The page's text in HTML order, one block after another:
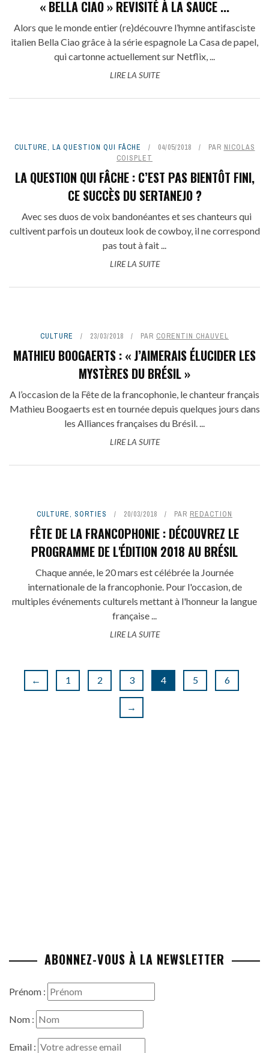
« BELLA CIAO » REVISITÉ À LA SAUCE ...
Alors que le monde entier (re)découvre l’hymne antifasciste
italien Bella Ciao grâce à la série espagnole La Casa de papel,
qui cartonne actuellement sur Netflix, ...
LIRE LA SUITE
CULTURE, LA QUESTION QUI FÂCHE 04/05/2018 PAR NICOLAS
COISPLET
LA QUESTION QUI FÂCHE : C’EST PAS BIENTÔT FINI,
CE SUCCÈS DU SERTANEJO ?
Avec ses duos de voix bandonéantes et ses chanteurs qui
cultivent parfois un douteux look de cowboy, il ne correspond
pas tout à fait ...
LIRE LA SUITE
CULTURE 23/03/2018 PAR CORENTIN CHAUVEL
MATHIEU BOOGAERTS : « J’AIMERAIS ÉLUCIDER LES
MYSTÈRES DU BRÉSIL »
A l’occasion de la Fête de la francophonie, le chanteur français
Mathieu Boogaerts est en tournée depuis quelques jours dans
les Alliances françaises du Brésil. ...
LIRE LA SUITE
CULTURE, SORTIES 20/03/2018 PAR REDACTION
FÊTE DE LA FRANCOPHONIE : DÉCOUVREZ LE
PROGRAMME DE L'ÉDITION 2018 AU BRÉSIL
Chaque année, le 20 mars est célébrée la Journée
internationale de la francophonie. Pour l'occasion, de
multiples événements culturels mettant à l'honneur la langue
française ...
LIRE LA SUITE
← 1 2 3 4 5 6
→
ABONNEZ-VOUS À LA NEWSLETTER
Prénom :
Nom :
Email :